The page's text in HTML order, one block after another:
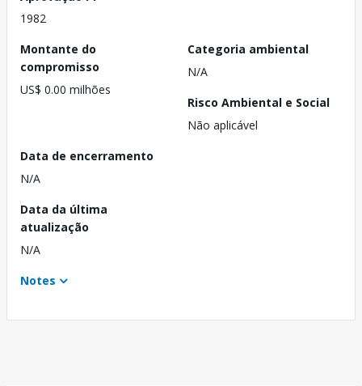
1982
Montante do
compromisso
US$ 0.00 milhões
Categoria ambiental
N/A
Risco Ambiental e Social
Não aplicável
Data de encerramento
N/A
Data da última
atualização
N/A
Notes